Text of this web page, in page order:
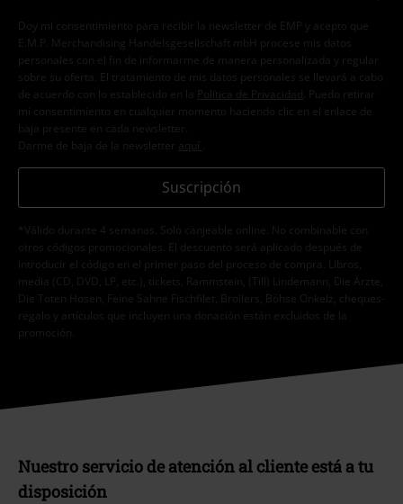
Doy mi consentimiento para recibir la newsletter de EMP y acepto que
E.M.P. Merchandising Handelsgesellschaft mbH procese mis datos
personales con el fin de informarme de manera personalizada y regular
sobre su oferta. El tratamiento de mis datos personales se llevará a cabo
de acuerdo con lo establecido en la
Política de Privacidad . Puedo retirar
mi consentimiento en cualquier momento haciendo clic en el enlace de
baja presente en cada newsletter.
Darme de baja de la newsletter
aquí
Suscripción
*Válido durante 4 semanas. Solo canjeable online. No combinable con
otros códigos promocionales. El descuento será aplicado después de
introducir el código en el primer paso del proceso de compra. Libros,
media (CD, DVD, LP, etc.), tickets, Rammstein, (Till) Lindemann, Die Ärzte,
Die Toten Hosen, Feine Sahne Fischfilet, Broilers, Böhse Onkelz, cheques-
regalo y artículos que incluyen una donación están excluidos de la
promoción.
Nuestro servicio de atención al cliente está a tu
disposición